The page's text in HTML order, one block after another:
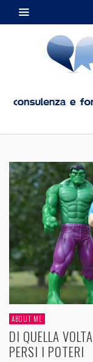
ABOUT ME
DI QUELLA
PERSI I POTERI